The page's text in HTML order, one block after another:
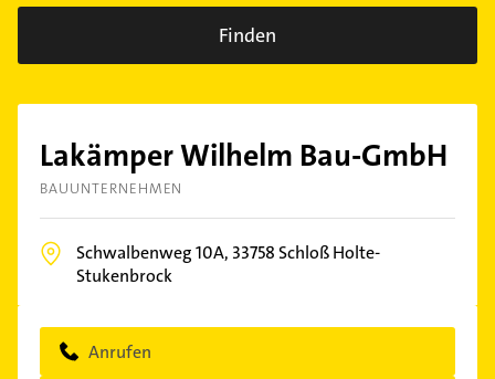
Finden
Lakämper Wilhelm Bau-GmbH
BAUUNTERNEHMEN
Schwalbenweg 10A, 33758 Schloß Holte-
Stukenbrock
Anrufen